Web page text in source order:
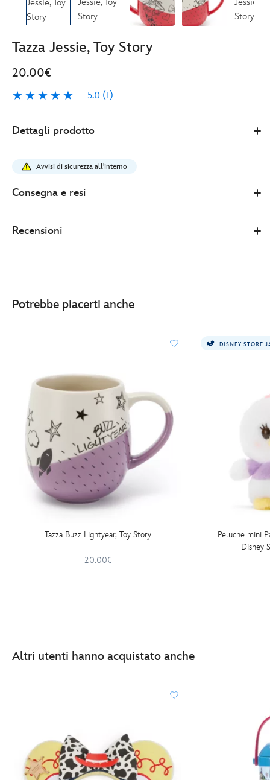
Tazza Jessie, Toy Story
20.00€
5.0 (1)
5.0
1
Store
20.00
jessie-
toy-
story-
Dettagli prodotto
Avvisi di sicurezza all'interno
Consegna e resi
Recensioni
Potrebbe piacerti anche
Tazza Buzz Lightyear, Toy Story
20.00€
DISNEY STORE
Peluche mini
Disney
Altri utenti hanno acquistato anche